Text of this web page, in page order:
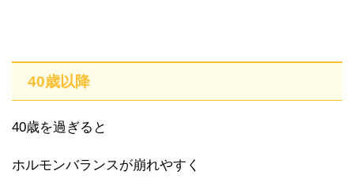
40歳以降
40歳を過ぎると
ホルモンバランスが崩れやすく